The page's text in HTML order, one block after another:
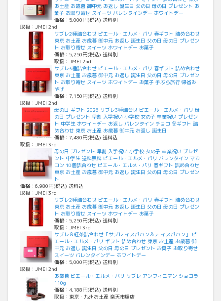
お土産 お歳暮 御中元 お返し 誕生日 父の日 母の日 プレゼント お
菓子 お取り寄せ スイーツ バレンタインデー ホワイトデー
価格：5,000円(税込) 送料別
取扱：JMEI 2nd
サブレ2種詰合わせ ピエール・エルメ・パリ 春ギフト 詰め合わせ
東京 お土産 お歳暮 御中元 お返し 誕生日 父の日 母の日 プレゼン
ト お取り寄せ スイーツ ホワイトデー お菓子
価格：5,250円(税込) 送料別
取扱：JMEI 2nd
サブレ3種詰合わせ ピエール・エルメ・パリ 春ギフト 詰め合わせ
東京 お土産 お歳暮 御中元 お返し 誕生日 父の日 母の日 プレゼン
ト お取り寄せ スイーツ ホワイトデー お菓子 手ぶら旅行 帰省み
やげ
価格：7,150円(税込) 送料別
取扱：JMEI 2nd
母の日 ギフト 2026 サブレ3種詰合せ ピエール・エルメ・パリ 母
の日 プレゼント 早割 入学祝い 小学校 女の子 卒業祝い プレゼン
ト 中学生 ホワイトデー お返し バレンタイン チョコ 冬ギフト 詰
め合わせ 東京 お土産 お歳暮 御中元 お返し 誕生日
価格：7,480円(税込) 送料込
取扱：JMEI 3rd
母の日 プレゼント 早割 入学祝い 小学校 女の子 卒業祝い プレゼ
ント 中学生 送料無料 ピエール・エルメ・パリ バレンタイン マカ
ロン 10個詰合わせ ピエール・エルメ・パリ 春ギフト 詰め合わせ
東京 お土産 お歳暮 御中元 お返し 誕生日 父の日 母の日 プレゼン
ト
価格：6,980円(税込) 送料込
取扱：JMEI 3rd
サブレ2種詰合わせ ピエール・エルメ・パリ 春ギフト 詰め合わせ
東京 お土産 お歳暮 御中元 お返し 誕生日 父の日 母の日 プレゼン
ト お取り寄せ スイーツ ホワイトデー お菓子
価格：5,250円(税込) 送料別
取扱：JMEI 3rd
サブレ＆紅茶詰合わせ「サブレ イスパハン＆テ イスパハン」 ピ
エール・エルメ・パリ ギフト 詰め合わせ 東京 お土産 お歳暮 御
中元 お返し 誕生日 父の日 母の日 プレゼント お菓子 お取り寄せ
スイーツ バレンタインデー ホワイトデー
価格：5,000円(税込) 送料別
取扱：JMEI 2nd
お歳暮 ピエール・エルメ・パリ サブレ アンフィニマン ショコラ
110g
価格：4,188円(税込) 送料別
取扱：東京・九州お土産 楽天市場店